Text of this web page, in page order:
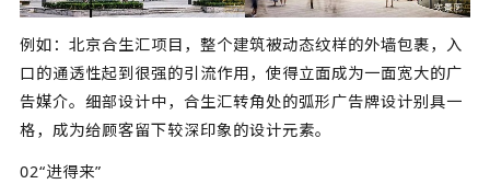
例如：北京合生汇项目，整个建筑被动态纹样的外墙包裹，入
口的通透性起到很强的引流作用，使得立面成为一面宽大的广
告媒介。细部设计中，合生汇转角处的弧形广告牌设计别具一
格，成为给顾客留下较深印象的设计元素。
02“进得来”